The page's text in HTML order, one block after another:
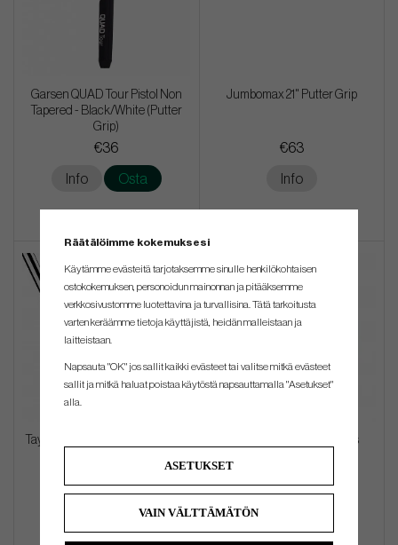
Garsen QUAD Tour Pistol Non
Tapered - Black/White (Putter
Grip)
€36
Info Osta
Jumbomax 21" Putter Grip
€63
Info
TaylorMade SYSTM2 Del Monte
€270
The gimme tour - Fairways
€49
Räätälöimme kokemuksesi
Käytämme evästeitä tarjotaksemme sinulle henkilökohtaisen
ostokokemuksen, personoidun mainonnan ja pitääksemme
verkkosivustomme luotettavina ja turvallisina. Tätä tarkoitusta
varten keräämme tietoja käyttäjistä, heidän malleistaan ​​ja
laitteistaan.
Napsauta "OK" jos sallit kaikki evästeet tai valitse mitkä evästeet
sallit ja mitkä haluat poistaa käytöstä napsauttamalla "Asetukset"
alla.
ASETUKSET
VAIN VÄLTTÄMÄTÖN